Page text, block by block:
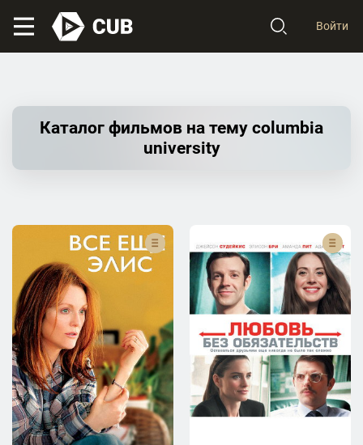
Войти
Каталог фильмов на тему columbia
university